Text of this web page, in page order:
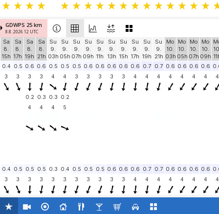
GDWPS 25 km
8.8. 2026 12 UTC
Sa
8.
15h
Sa
8.
17h
Sa
8.
19h
Sa
8.
21h
Su
9.
03h
Su
9.
05h
Su
9.
07h
Su
9.
09h
Su
9.
11h
Su
9.
13h
Su
9.
15h
Su
9.
17h
Su
9.
19h
Su
9.
21h
Mo
10.
03h
Mo
10.
05h
Mo
10.
07h
Mo
10.
09h
0.4 0.5 0.6 0.6 0.5 0.5 0.5 0.6 0.6 0.6 0.6 0.6 0.7 0.7 0.6 0.6 0.6 0.6
3
3 3 3 4 4 3 3 3 3 3 4 4 4 4 4 4 4 4
0.2 0.3 0.3 0.2
4
4 4 5
0.4 0.5 0.5 0.5 0.3 0.4 0.5 0.5 0.5 0.6 0.6 0.6 0.7 0.7 0.6 0.6 0.6 0.6
3
3 3 3 3 3 3 3 3 3 3 4 4 4 4 4 4 4 4